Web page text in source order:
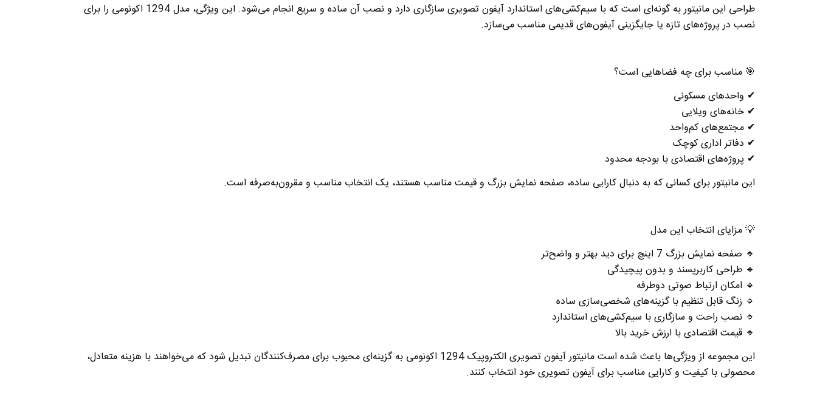
طراحی این مانیتور به گونه‌ای است که با سیم‌کشی‌های استاندارد آیفون تصویری سازگاری دارد و نصب آن ساده و سریع انجام می‌شود. این ویژگی، مدل 1294 اکونومی را برای
نصب در پروژه‌های تازه یا جایگزینی آیفون‌های قدیمی مناسب می‌سازد.
🎯 مناسب برای چه فضاهایی است؟
✔ واحدهای مسکونی
✔ خانه‌های ویلایی
✔ مجتمع‌های کم‌واحد
✔ دفاتر اداری کوچک
✔ پروژه‌های اقتصادی با بودجه محدود
این مانیتور برای کسانی که به دنبالکارایی ساده، صفحه نمایش بزرگ و قیمت مناسب هستند، یک انتخاب مناسب و مقرون‌به‌صرفه است.
💡مزایای انتخاب این مدل
🔹 صفحه نمایش بزرگ 7 اینچ
برای دید بهتر و واضح‌تر
🔹 طراحی کاربرپسند و بدون پیچیدگی
🔹 امکان ارتباط صوتی دوطرفه
🔹 زنگ قابل تنظیم با گزینه‌های شخصی‌سازی ساده
🔹 نصب راحت و سازگاری با سیم‌کشی‌های استاندارد
🔹 قیمت اقتصادی با ارزش خرید بالا
این مجموعه از ویژگی‌ها باعث شده استمانیتور آیفون تصویری الکتروپیک 1294 اکونومی
به گزینه‌ای محبوب برای مصرف‌کنندگان تبدیل شود که می‌خواهند با هزینه متعادل،
محصولی با کیفیت و کارایی مناسب برای آیفون تصویری خود انتخاب کنند.